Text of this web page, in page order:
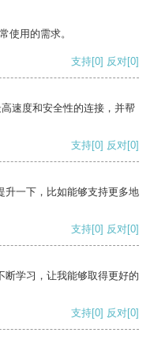
使用的需求。
支持[0] 反对[0]
速度和安全性的连接，并帮
支持[0] 反对[0]
升一下，比如能够支持更多地
支持[0] 反对[0]
断学习，让我能够取得更好的
支持[0] 反对[0]